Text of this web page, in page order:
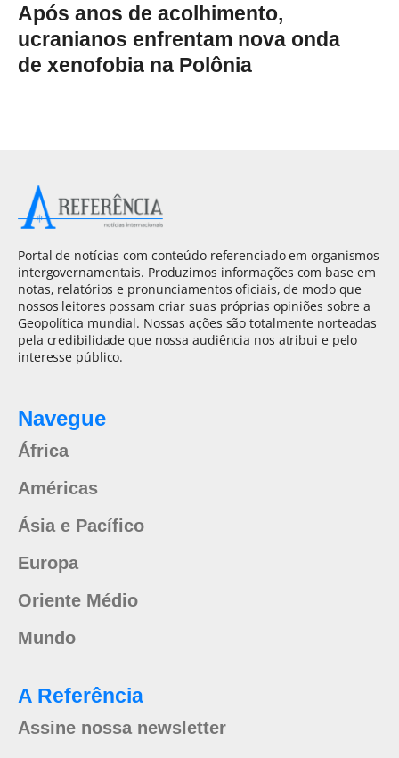
Após anos de acolhimento,
ucranianos enfrentam nova onda
de xenofobia na Polônia
Portal de notícias com conteúdo referenciado em organismos
intergovernamentais. Produzimos informações com base em
notas, relatórios e pronunciamentos oficiais, de modo que
nossos leitores possam criar suas próprias opiniões sobre a
Geopolítica mundial. Nossas ações são totalmente norteadas
pela credibilidade que nossa audiência nos atribui e pelo
interesse público.
Navegue
África
Américas
Ásia e Pacífico
Europa
Oriente Médio
Mundo
A Referência
Assine nossa newsletter